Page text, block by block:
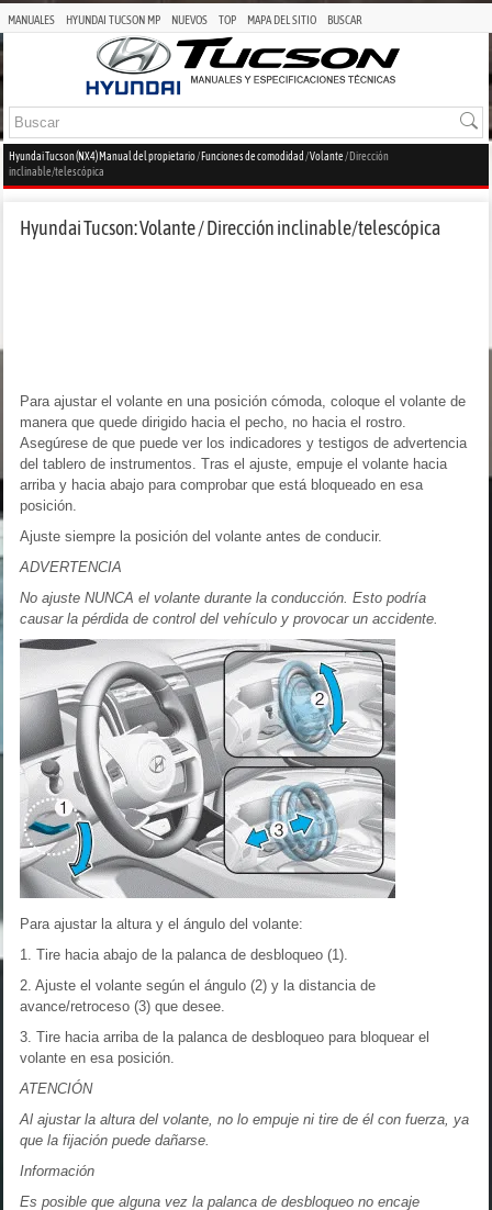
MANUALES HYUNDAI TUCSON MP NUEVOS TOP MAPA DEL SITIO BUSCAR
Hyundai Tucson (NX4) Manual del propietario/Funciones de comodidad /Volante/ Dirección
inclinable/telescópica
Hyundai Tucson: Volante / Dirección inclinable/telescópica
Para ajustar el volante en una posición cómoda, coloque el volante de
manera que quede dirigido hacia el pecho, no hacia el rostro.
Asegúrese de que puede ver los indicadores y testigos de advertencia
del tablero de instrumentos. Tras el ajuste, empuje el volante hacia
arriba y hacia abajo para comprobar que está bloqueado en esa
posición.
Ajuste siempre la posición del volante antes de conducir.
ADVERTENCIA
No ajuste NUNCA el volante durante la conducción. Esto podría
causar la pérdida de control del vehículo y provocar un accidente.
Para ajustar la altura y el ángulo del volante:
1. Tire hacia abajo de la palanca de desbloqueo (1).
2. Ajuste el volante según el ángulo (2) y la distancia de
avance/retroceso (3) que desee.
3. Tire hacia arriba de la palanca de desbloqueo para bloquear el
volante en esa posición.
ATENCIÓN
Al ajustar la altura del volante, no lo empuje ni tire de él con fuerza, ya
que la fijación puede dañarse.
Información
Es posible que alguna vez la palanca de desbloqueo no encaje